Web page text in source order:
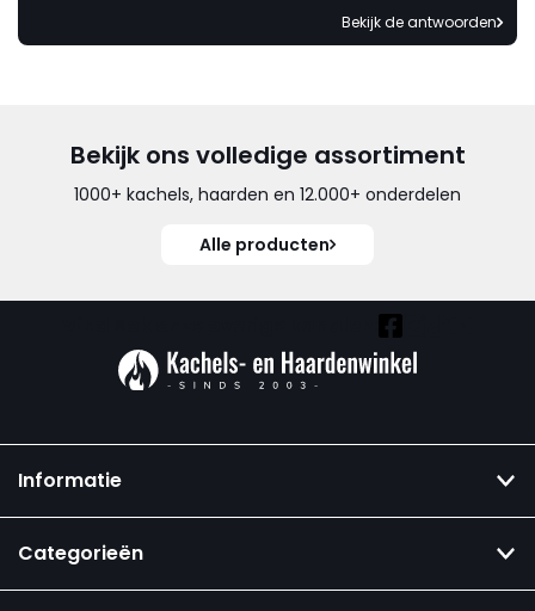
Bekijk de antwoorden
Bekijk ons volledige assortiment
1000+ kachels, haarden en 12.000+ onderdelen
Alle producten
Informatie
Categorieën